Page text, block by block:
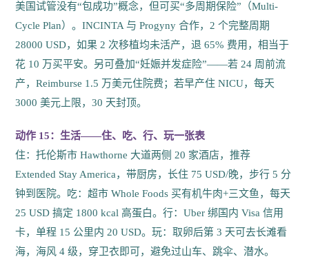
美国试管没有“包成功”概念，但可买“多周期保险”（Multi-
Cycle Plan）。INCINTA 与 Progyny 合作，2 个完整周期
28000 USD，如果 2 次移植均未活产，退 65% 费用，相当于
花 10 万买平安。另可叠加“妊娠并发症险”——若 24 周前流
产，Reimburse 1.5 万美元住院费；若早产住 NICU，每天
3000 美元上限，30 天封顶。
动作 15：生活——住、吃、行、玩一张表
住：托伦斯市 Hawthorne 大道两侧 20 家酒店，推荐
Extended Stay America，带厨房，长住 75 USD/晚，步行 5 分
钟到医院。吃：超市 Whole Foods 买有机牛肉+三文鱼，每天
25 USD 搞定 1800 kcal 高蛋白。行：Uber 绑国内 Visa 信用
卡，单程 15 公里内 20 USD。玩：取卵后第 3 天可去长滩看
海，海风 4 级，穿卫衣即可，避免过山车、跳伞、潜水。